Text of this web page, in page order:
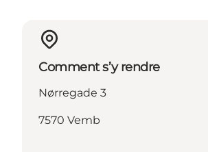
Comment s’y rendre
Nørregade 3
7570 Vemb